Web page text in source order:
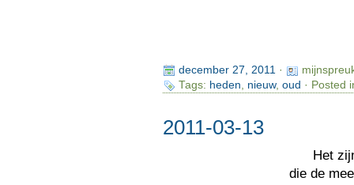
december 27, 2011·
Tags: heden, nieuw, oud · Posted
2011-03-13
Het
die de